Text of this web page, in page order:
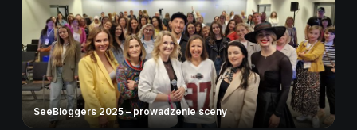
SeeBloggers 2025 – prowadzenie sceny